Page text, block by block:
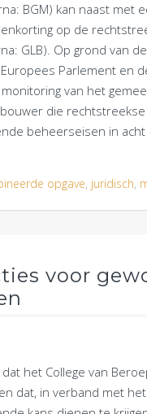
BGM) kan naast met
op de
GLB). Op grond van
Parlement en
van het
die rechtstreekse
beheerseisen in
opgave, juridisch,
voor
het College van
dat, in verband met